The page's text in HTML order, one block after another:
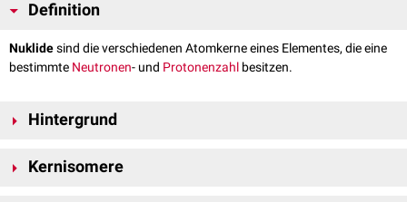
Definition
Nuklidesind die verschiedenen Atomkerne eines Elementes, die eine
bestimmte Neutronen- und Protonenzahl besitzen.
Hintergrund
MassenzahlA eindeutig bestimmt werden. Die
Kernisomere